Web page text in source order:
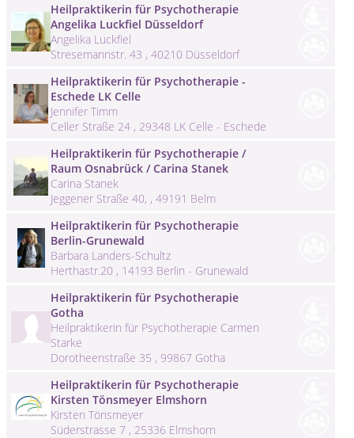
Heilpraktikerin für Psychotherapie
Angelika Luckfiel Düsseldorf
Angelika Luckfiel
Stresemannstr. 43 , 40210 Düsseldorf
Heilpraktikerin für Psychotherapie -
Eschede LK Celle
Jennifer Timm
Celler Straße 24 , 29348 LK Celle - Eschede
Heilpraktikerin für Psychotherapie /
Raum Osnabrück / Carina Stanek
Carina Stanek
Jeggener Straße 40, , 49191 Belm
Heilpraktikerin für Psychotherapie
Berlin-Grunewald
Barbara Landers-Schultz
Herthastr.20 , 14193 Berlin - Grunewald
Heilpraktikerin für Psychotherapie
Gotha
Heilpraktikerin für Psychotherapie Carmen
Starke
Dorotheenstraße 35 , 99867 Gotha
Heilpraktikerin für Psychotherapie
Kirsten Tönsmeyer Elmshorn
Kirsten Tönsmeyer
Süderstrasse 7 , 25336 Elmshorn